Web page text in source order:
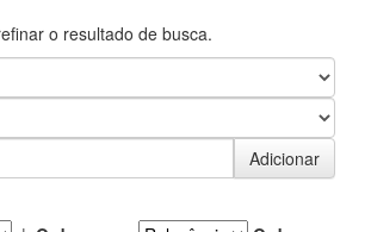
o resultado de busca.